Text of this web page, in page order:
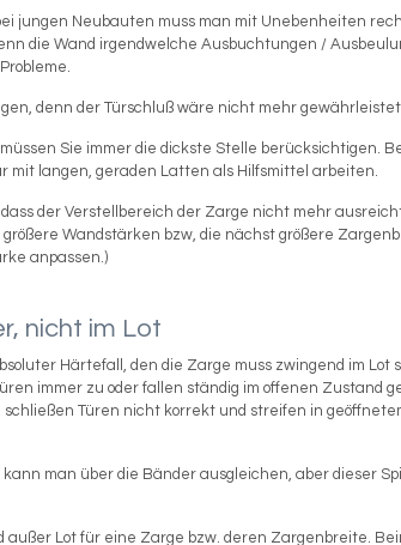
jungen Neubauten muss man mit Unebenheiten
die Wand irgendwelche Ausbuchtungen /
denn der Türschluß wäre nicht mehr
Sie immer die dickste Stelle berücksichtigen.
mit langen, geraden Latten als Hilfsmittel arbeiten.
der Verstellbereich der Zarge nicht mehr
Wandstärken bzw, die nächst größere
anpassen.)
nicht im Lot
Härtefall, den die Zarge muss zwingend im Lot
immer zu oder fallen ständig im offenen Zustand
schließen Türen nicht korrekt und streifen in
man über die Bänder ausgleichen, aber dieser
Lot für eine Zarge bzw. deren Zargenbreite.